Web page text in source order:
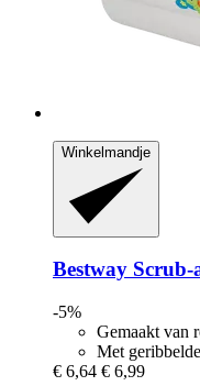
Winkelmandje
Bestway Scrub-​
-5%
Gemaakt van
Met
€ 6,64 € 6,99